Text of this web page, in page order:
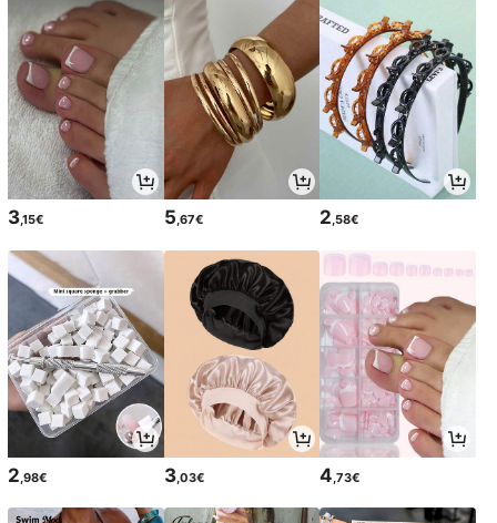
3,15€ 5,67€ 2,58€
2 ,98€ 3,03€ 4 ,73€